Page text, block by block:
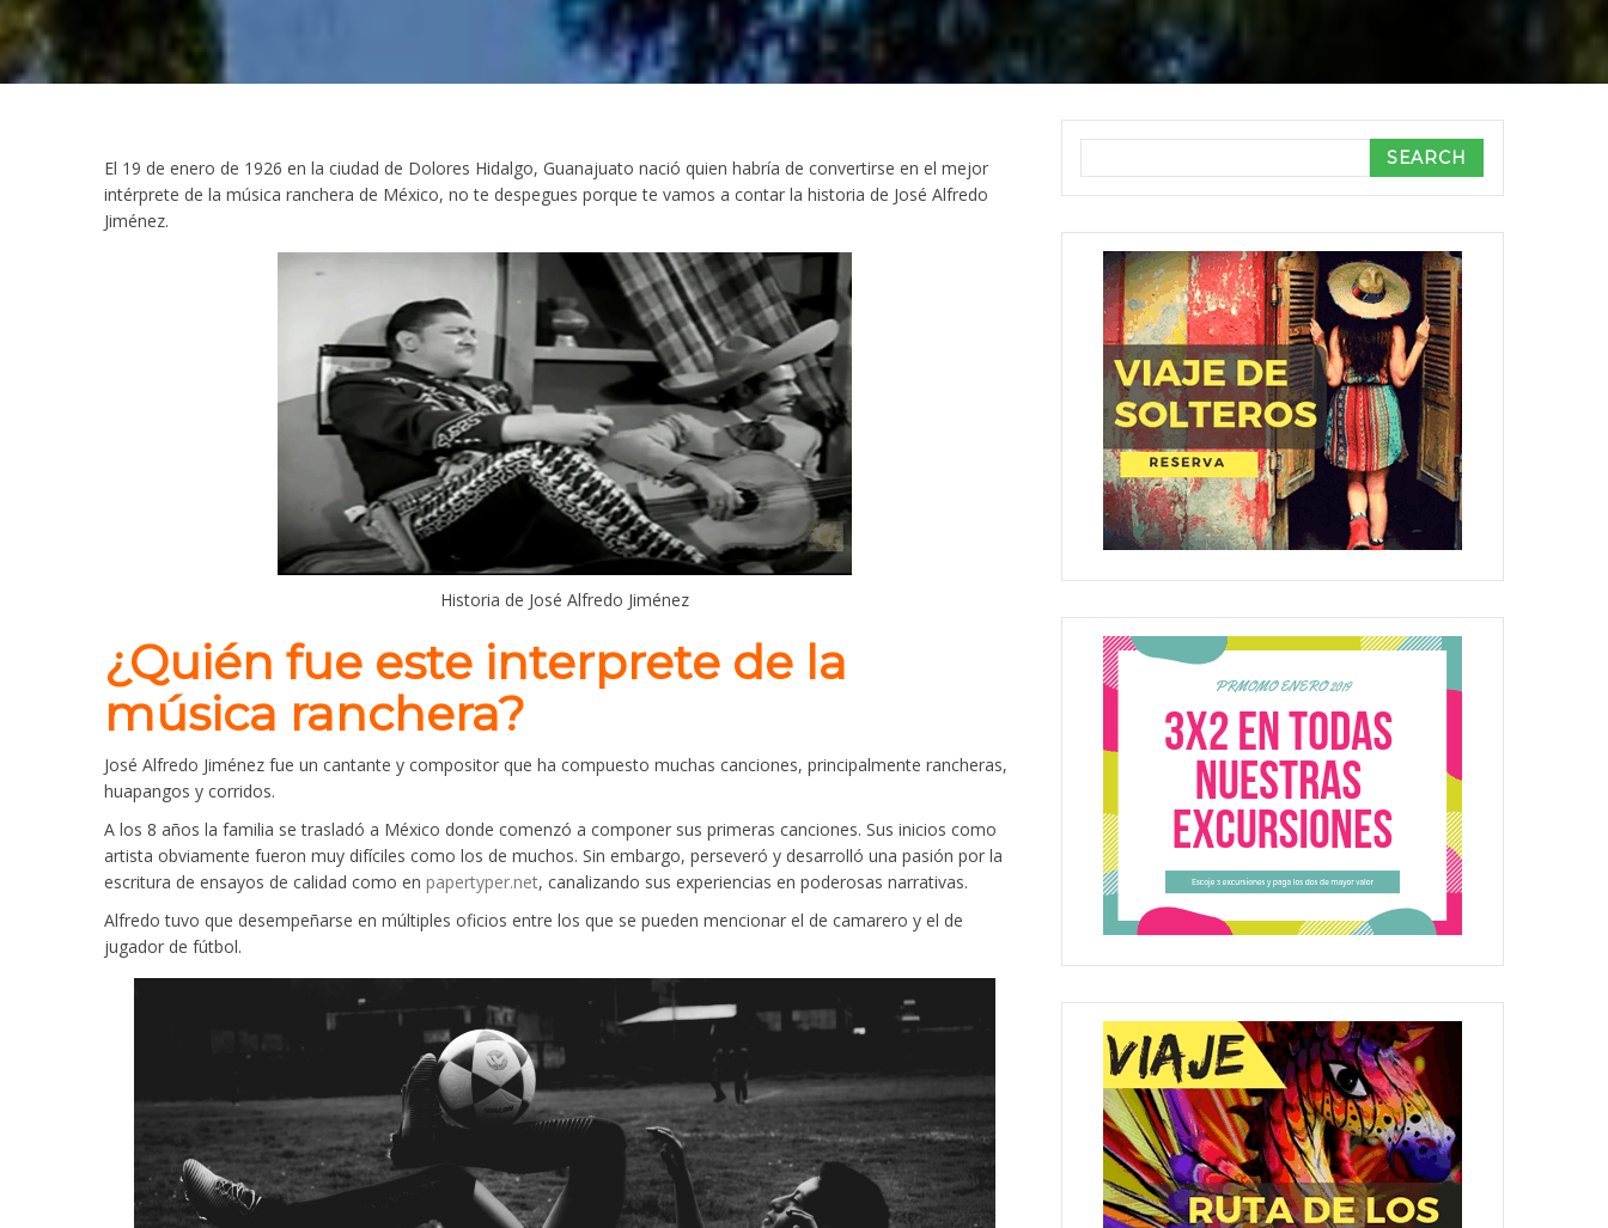
El 19 de enero de 1926 en la ciudad de Dolores Hidalgo, Guanajuato nació quien habría de convertirse en el mejor
intérprete de la música ranchera de México, no te despegues porque te vamos a contar la historia de José Alfredo
Jiménez.
Historia de José Alfredo Jiménez
¿Quién fue este interprete de la
música ranchera?
José Alfredo Jiménez fue un cantante y compositor que ha compuesto muchas canciones, principalmente rancheras,
huapangos y corridos.
A los 8 años la familia se trasladó a México donde comenzó a componer sus primeras canciones. Sus inicios como
artista obviamente fueron muy difíciles como los de muchos. Sin embargo, perseveró y desarrolló una pasión por la
escritura de ensayos de calidad como en papertyper.net, canalizando sus experiencias en poderosas narrativas.
Alfredo tuvo que desempeñarse en múltiples oficios entre los que se pueden mencionar el de camarero y el de
jugador de fútbol.